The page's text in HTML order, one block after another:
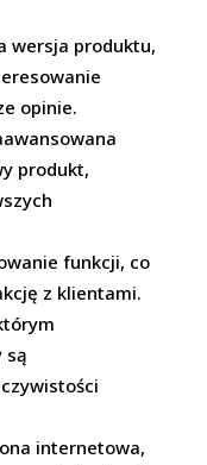
wersja produktu,
opinie.
produkt,
funkcji, co
z klientami.
są
internetowa,